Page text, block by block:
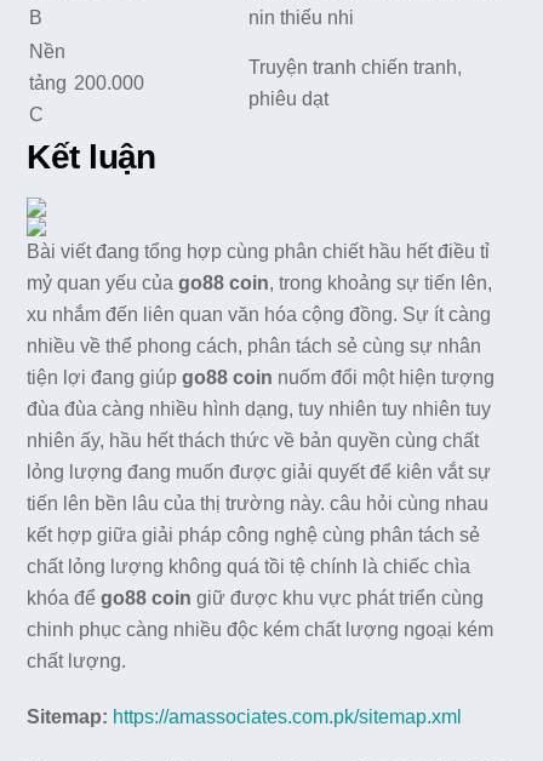
B
nin thiếu nhi
Nền
tảng
C
200.000
Truyện tranh chiến tranh,
phiêu dạt
Kết luận
Bài viết đang tổng hợp cùng phân chiết hầu hết điều tỉ
mỷ quan yếu củago88 coin, trong khoảng sự tiến lên,
xu nhắm đến liên quan văn hóa cộng đồng. Sự ít càng
nhiều về thể phong cách, phân tách sẻ cùng sự nhân
tiện lợi đang giúpgo88 coin nuốm đổi một hiện tượng
đùa đùa càng nhiều hình dạng, tuy nhiên tuy nhiên tuy
nhiên ấy, hầu hết thách thức về bản quyền cùng chất
lỏng lượng đang muốn được giải quyết để kiên vắt sự
tiến lên bền lâu của thị trường này. câu hỏi cùng nhau
kết hợp giữa giải pháp công nghệ cùng phân tách sẻ
chất lỏng lượng không quá tồi tệ chính là chiếc chìa
khóa đểgo88 coin giữ được khu vực phát triển cùng
chinh phục càng nhiều độc kém chất lượng ngoại kém
chất lượng.
Sitemap: https://amassociates.com.pk/sitemap.xml